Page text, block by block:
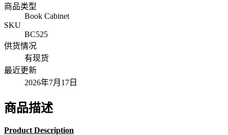
商品类型
Book Cabinet
SKU
BC525
供货情况
有现货
最近更新
2026年7月17日
商品描述
Product Description